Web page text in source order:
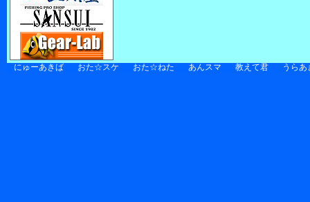
にゅーあきば おた☆スケ おた☆ねた あんスマ 教えて君 うらあ